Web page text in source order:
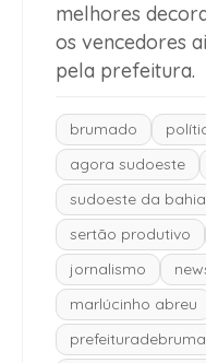
melhores
os vencedores
pela prefeitura.
brumado
agora sudoeste
sudoeste da bahia
sertão produtivo
jornalismo
marlúcinho abreu